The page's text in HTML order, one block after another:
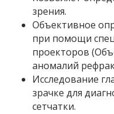
зрения.
Объективное
при помощи
проекторов
аномалий
Исследование
зрачке для
сетчатки.